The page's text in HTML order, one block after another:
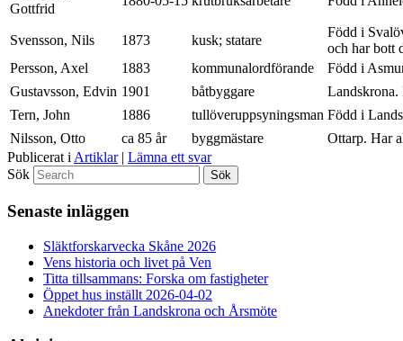
Gottfrid
Svensson, Nils 1873 kusk; statare
Född i
och har bott
Persson, Axel
1883 kommunalordförande
Född i
Gustavsson, Edvin 1901 båtbyggare
Landskrona.
Tern, John
1886 tullöveruppsyningsman Född i
Nilsson, Otto
ca 85 år byggmästare
Ottarp. Har
Publicerat i Artiklar | Lämna ett svar
Sök
Senaste inläggen
Släktforskarvecka Skåne 2026
Vens historia och livet på Ven
Titta tillsammans: Forska om fastigheter
Öppet hus inställt 2026-04-02
Anekdoter från Landskrona och Årsmöte